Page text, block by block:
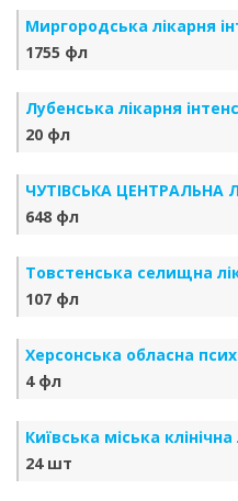
Миргородська лікарня
1755 фл
Лубенська лікарня
20 фл
ЧУТІВСЬКА ЦЕНТРАЛЬНА
648 фл
Товстенська селищна
107 фл
Херсонська обласна
4 фл
Київська міська
24 шт